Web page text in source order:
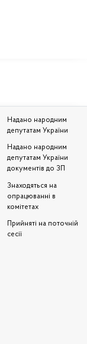
Надано народним
депутатам України
Надано народним
депутатам України
документів до ЗП
Знаходяться на
опрацюванні в
комітетах
Прийняті на поточній
сесії